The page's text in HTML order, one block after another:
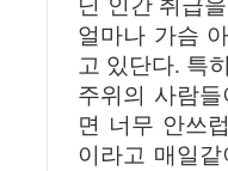
닌 인간 취급
얼마나 가슴
고 있단다. 특
주위의 사람
면 너무 안쓰
이라고 매일